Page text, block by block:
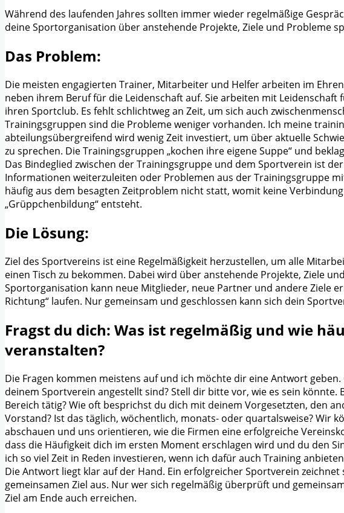
Während des laufenden Jahres sollten immer wieder regelmäßige
deine Sportorganisation über anstehende Projekte, Ziele und Probleme
Das Problem:
Die meisten engagierten Trainer, Mitarbeiter und Helfer arbeiten im
neben ihrem Beruf für die Leidenschaft auf. Sie arbeiten mit
ihren Sportclub. Es fehlt schlichtweg an Zeit, um sich auch
Trainingsgruppen sind die Probleme weniger vorhanden. Ich meine
abteilungsübergreifend wird wenig Zeit investiert, um über aktuelle
zu sprechen. Die Trainingsgruppen „kochen ihre eigene Suppe“ und
Das Bindeglied zwischen der Trainingsgruppe und dem Sportverein ist
Informationen weiterzuleiten oder Problemen aus der Trainingsgruppe
häufig aus dem besagten Zeitproblem nicht statt, womit keine
„Grüppchenbildung“ entsteht.
Die Lösung:
Ziel des Sportvereins ist eine Regelmäßigkeit herzustellen, um alle
einen Tisch zu bekommen. Dabei wird über anstehende Projekte, Ziele
Sportorganisation kann neue Mitglieder, neue Partner und andere Ziele
Richtung“ laufen. Nur gemeinsam und geschlossen kann sich dein
Fragst du dich: Was ist regelmäßig und wie
veranstalten?
Die Fragen kommen meistens auf und ich möchte dir eine Antwort
deinem Sportverein angestellt sind? Stell dir bitte vor, wie es sein
Bereich tätig? Wie oft besprichst du dich mit deinem Vorgesetzten, den
Vorstand? Ist das täglich, wöchentlich, monats- oder quartalsweise? Wir
abschauen und uns orientieren, wie die Firmen eine erfolgreiche
dass die Häufigkeit dich im ersten Moment erschlagen wird und du den
ich so viel Zeit in Reden investieren, wenn ich dafür auch Training
Die Antwort liegt klar auf der Hand. Ein erfolgreicher Sportverein
gemeinsamen Ziel aus. Nur wer sich regelmäßig überprüft und
Ziel am Ende auch erreichen.